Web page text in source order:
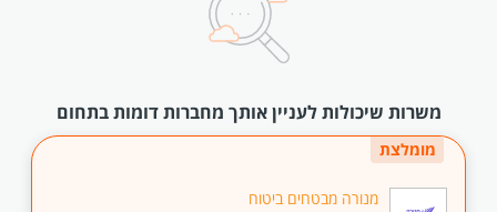
משרות שיכולות לעניין אותך מחברות דומות בתחום
מומלצת
מנורה מבטחים ביטוח